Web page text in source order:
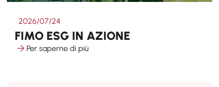
2026/07/24
FIMO ESG IN AZIONE
Per saperne di più